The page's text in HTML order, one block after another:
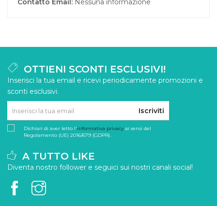
Contatto Email: Nessuna informazione
OTTIENI SCONTI ESCLUSIVI!
Inserisci la tua email e ricevi periodicamente promozioni e
sconti esclusivi.
Iscriviti
Dichiari di aver letto l'informativa privacyai sensi del
Regolamento (UE) 2016/679 (GDPR).
A TUTTO LIKE
Diventa nostro follower e seguici sui nostri canali social!